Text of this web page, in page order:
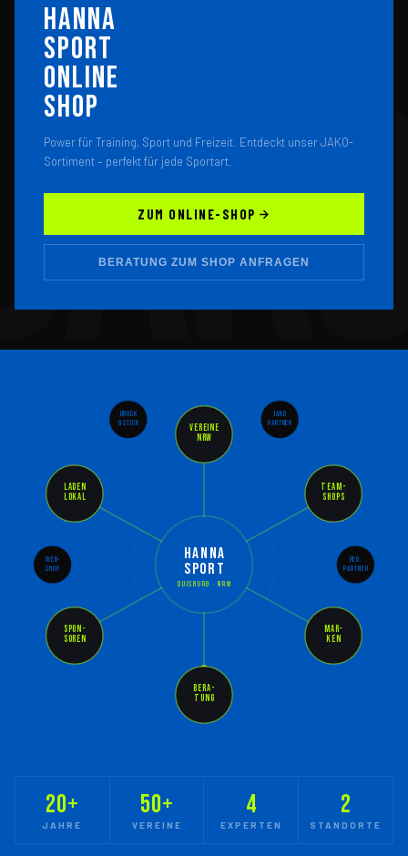
HANNA
SPORT
ONLINE
SHOP
Power für Training, Sport und Freizeit. Entdeckt unser JAKO-
Sortiment – perfekt für jede Sportart.
ZUM ONLINE-SHOP
BERATUNG ZUM SHOP ANFRAGEN
HANNA
SPORT
DUISBURG · NRW
VEREINE
NRW
TEAM-
SHOPS
MAR-
KEN
BERA-
TUNG
SPON-
SOREN
LADEN
LOKAL
JAKO
PARTNER
DRUCK
& STICK
REG.
PARTNER
WEB-
SHOP
20+
JAHRE
50+
VEREINE
4
EXPERTEN
2
STANDORTE